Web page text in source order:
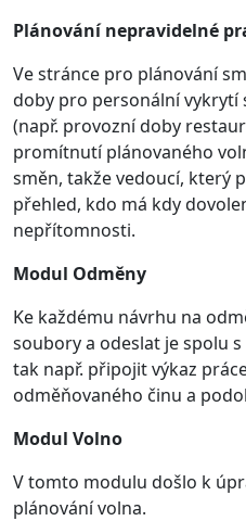
Plánování nepravidelné
Ve stránce pro plánování
doby pro personální vykrytí
(např. provozní doby
promítnutí plánovaného
směn, takže vedoucí, který
přehled, kdo má kdy
nepřítomnosti.
Modul Odměny
Ke každému návrhu na
soubory a odeslat je spolu
tak např. připojit výkaz
odměňovaného činu a
Modul Volno
V tomto modulu došlo k
plánování volna.